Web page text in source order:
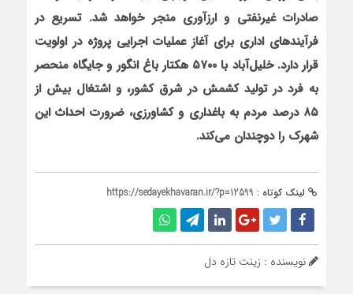
صادرات غیرنفتی و ارزآوری منجر خواهد شد. تسریع در
فرآیندهای اداری برای آغاز عملیات اجرایی پروژه در اولویت
قرار دارد. خلیل‌آباد با ۵۷۰۰ هکتار باغ انگور و جایگاه منحصر
به فرد در تولید کشمش در شرق کشور، و اشتغال بیش از
۸۵ درصد مردم به باغداری و کشاورزی، ضرورت احداث این
شهرک را دوچندان می‌کند.
لینک کوتاه : https://sedayekhavaran.ir/?p=12599
نویسنده : زینت تازه دل